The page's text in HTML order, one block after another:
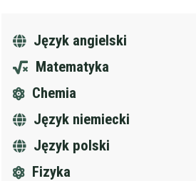
Język angielski
Matematyka
Chemia
Język niemiecki
Język polski
Fizyka